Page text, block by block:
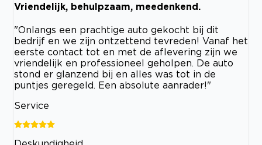
Vriendelijk, behulpzaam, meedenkend.
"Onlangs een prachtige auto gekocht bij dit
bedrijf en we zijn ontzettend tevreden! Vanaf het
eerste contact tot en met de aflevering zijn we
vriendelijk en professioneel geholpen. De auto
stond er glanzend bij en alles was tot in de
puntjes geregeld. Een absolute aanrader!"
Service